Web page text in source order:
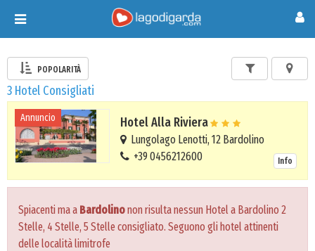
Toggle
navigation
POPOLARITÀ
3 Hotel Consigliati
Annuncio Hotel Alla Riviera
Lungolago Lenotti, 12 Bardolino
+39 0456212600
Info
Spiacenti ma a Bardolinonon risulta nessun Hotel a Bardolino 2
Stelle, 4 Stelle, 5 Stelle consigliato. Seguono gli hotel attinenti
delle località limitrofe